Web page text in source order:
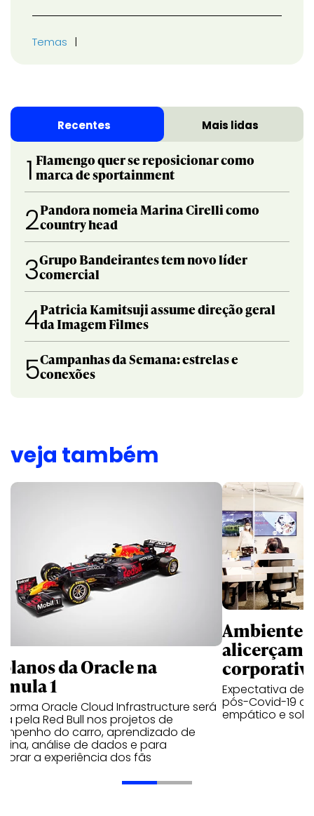
Temas
Recentes Mais lidas
1 Flamengo quer se reposicionar como
marca de sportainment
2Pandora nomeia Marina Cirelli como
country head
3Grupo Bandeirantes tem novo líder
comercial
4Patricia Kamitsuji assume direção geral
da Imagem Filmes
5Campanhas da Semana: estrelas e
conexões
veja também
da Oracle na
1
Oracle Cloud Infrastructure será
pela Red Bull nos projetos de
do carro, aprendizado de
análise de dados e para
a experiência dos fãs
Ambientes
alicerçam
Expectativa de
pós-Covid-19
empático e